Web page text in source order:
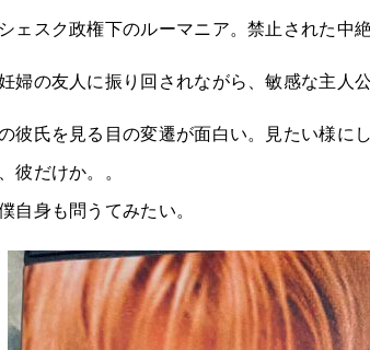
ェスク政権下のルーマニア。禁止された中
婦の友人に振り回されながら、敏感な主人
彼氏を見る目の変遷が面白い。見たい様に
彼だけか。。
自身も問うてみたい。